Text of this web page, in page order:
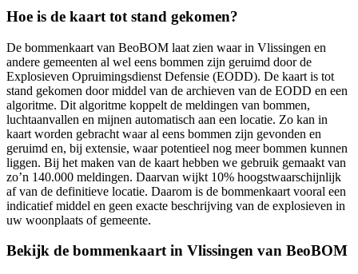
Hoe is de kaart tot stand gekomen?
De bommenkaart van BeoBOM laat zien waar in Vlissingen en
andere gemeenten al wel eens bommen zijn geruimd door de
Explosieven Opruimingsdienst Defensie (EODD). De kaart is tot
stand gekomen door middel van de archieven van de EODD en een
algoritme. Dit algoritme koppelt de meldingen van bommen,
luchtaanvallen en mijnen automatisch aan een locatie. Zo kan in
kaart worden gebracht waar al eens bommen zijn gevonden en
geruimd en, bij extensie, waar potentieel nog meer bommen kunnen
liggen. Bij het maken van de kaart hebben we gebruik gemaakt van
zo’n 140.000 meldingen. Daarvan wijkt 10% hoogstwaarschijnlijk
af van de definitieve locatie. Daarom is de bommenkaart vooral een
indicatief middel en geen exacte beschrijving van de explosieven in
uw woonplaats of gemeente.
Bekijk de bommenkaart in Vlissingen van BeoBOM